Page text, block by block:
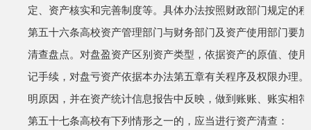
定、资产核实和完善制度等。具体办法按照财政部门规定的
第五十六条高校资产管理部门与财务部门及资产使用部门要
清查盘点。对盘盈资产区别资产类型，依据资产的原值、使
记手续，对盘亏资产依据本办法第五章有关程序及权限办理
明原因，并在资产统计信息报告中反映，做到账账、账实相符
第五十七条高校有下列情形之一的，应当进行资产清查：